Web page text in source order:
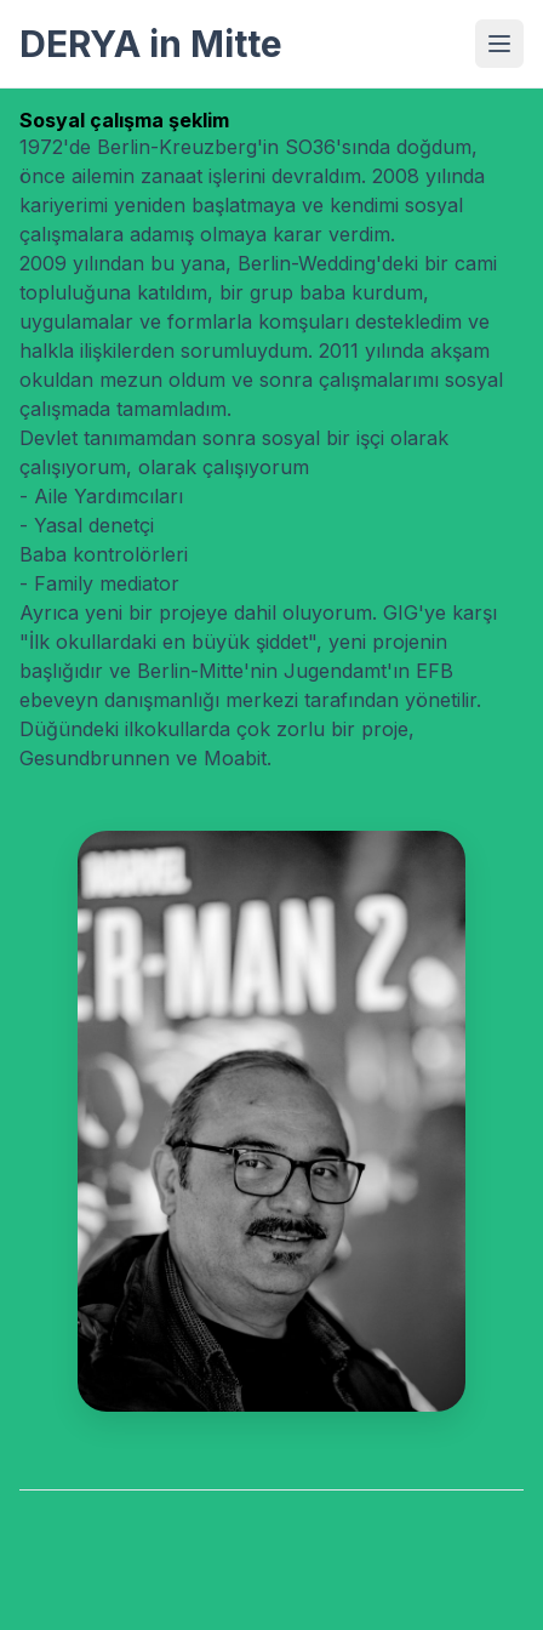
DERYA in Mitte
Sosyal çalışma şeklim
1972'de Berlin-Kreuzberg'in SO36'sında doğdum,
önce ailemin zanaat işlerini devraldım. 2008 yılında
kariyerimi yeniden başlatmaya ve kendimi sosyal
çalışmalara adamış olmaya karar verdim.
2009 yılından bu yana, Berlin-Wedding'deki bir cami
topluluğuna katıldım, bir grup baba kurdum,
uygulamalar ve formlarla komşuları destekledim ve
halkla ilişkilerden sorumluydum. 2011 yılında akşam
okuldan mezun oldum ve sonra çalışmalarımı sosyal
çalışmada tamamladım.
Devlet tanımamdan sonra sosyal bir işçi olarak
çalışıyorum, olarak çalışıyorum
- Aile Yardımcıları
- Yasal denetçi
Baba kontrolörleri
- Family mediator
Ayrıca yeni bir projeye dahil oluyorum. GIG'ye karşı
"İlk okullardaki en büyük şiddet", yeni projenin
başlığıdır ve Berlin-Mitte'nin Jugendamt'ın EFB
ebeveyn danışmanlığı merkezi tarafından yönetilir.
Düğündeki ilkokullarda çok zorlu bir proje,
Gesundbrunnen ve Moabit.